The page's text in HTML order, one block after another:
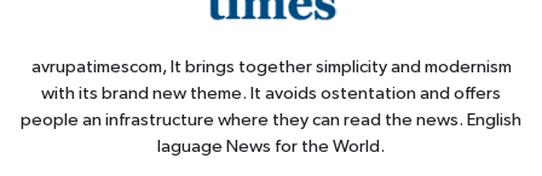
avrupatimescom, It brings together simplicity and modernism
with its brand new theme. It avoids ostentation and offers
people an infrastructure where they can read the news. English
laguage News for the World.